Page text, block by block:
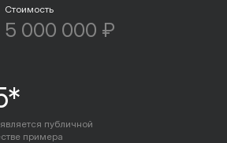
Стоимость
5 000 000 ₽
публичной
примера